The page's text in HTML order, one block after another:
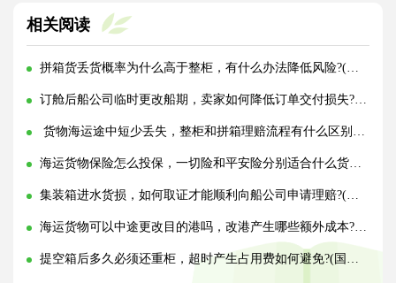
相关阅读
拼箱货丢货概率为什么高于整柜，有什么办法降低风险?(国际海运干货知识分享)
订舱后船公司临时更改船期，卖家如何降低订单交付损失?(国际海运干货知识分享)
货物海运途中短少丢失，整柜和拼箱理赔流程有什么区别?(国际海运干货知识分享)
海运货物保险怎么投保，一切险和平安险分别适合什么货物?(国际海运干货知识分享)
集装箱进水货损，如何取证才能顺利向船公司申请理赔?(国际海运干货知识分享)
海运货物可以中途更改目的港吗，改港产生哪些额外成本?(国际海运干货知识分享)
提空箱后多久必须还重柜，超时产生占用费如何避免?(国际海运干货知识分享)